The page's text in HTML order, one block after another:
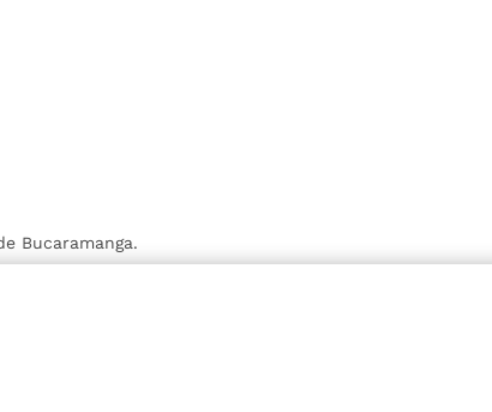
Bucaramanga.